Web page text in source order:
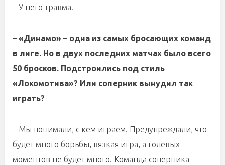
– У него травма.
– «Динамо» – одна из самых бросающих команд
в лиге. Но в двух последних матчах было всего
50 бросков. Подстроились под стиль
«Локомотива»? Или соперник вынудил так
играть?
– Мы понимали, с кем играем. Предупреждали, что
будет много борьбы, вязкая игра, а голевых
моментов не будет много. Команда соперника